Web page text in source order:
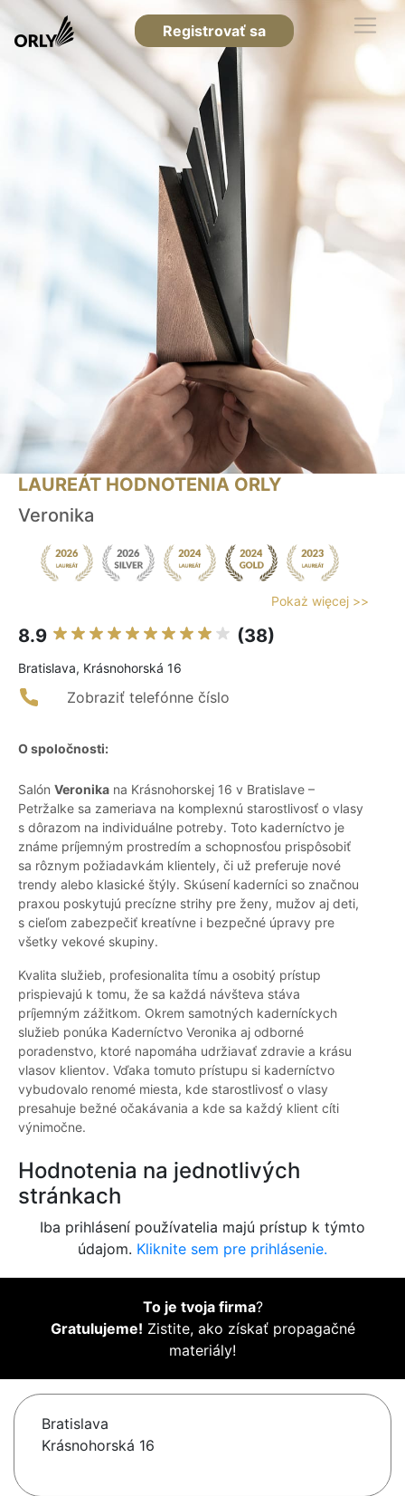
Registrovať sa
LAUREÁT HODNOTENIA ORLY
Veronika
Pokaż więcej >>
8.9 (38)
Bratislava, Krásnohorská 16
Zobraziť telefónne číslo
O spoločnosti:
Salón Veronika na Krásnohorskej 16 v Bratislave –
Petržalke sa zameriava na komplexnú starostlivosť o vlasy
s dôrazom na individuálne potreby. Toto kaderníctvo je
známe príjemným prostredím a schopnosťou prispôsobiť
sa rôznym požiadavkám klientely, či už preferuje nové
trendy alebo klasické štýly. Skúsení kaderníci so značnou
praxou poskytujú precízne strihy pre ženy, mužov aj deti,
s cieľom zabezpečiť kreatívne i bezpečné úpravy pre
všetky vekové skupiny.
Kvalita služieb, profesionalita tímu a osobitý prístup
prispievajú k tomu, že sa každá návšteva stáva
príjemným zážitkom. Okrem samotných kaderníckych
služieb ponúka Kaderníctvo Veronika aj odborné
poradenstvo, ktoré napomáha udržiavať zdravie a krásu
vlasov klientov. Vďaka tomuto prístupu si kaderníctvo
vybudovalo renomé miesta, kde starostlivosť o vlasy
presahuje bežné očakávania a kde sa každý klient cíti
výnimočne.
Hodnotenia na jednotlivých
stránkach
Iba prihlásení používatelia majú prístup k týmto
údajom. Kliknite sem pre prihlásenie.
To je tvoja firma?
Gratulujeme! Zistite, ako získať propagačné
materiály!
Bratislava
Krásnohorská 16